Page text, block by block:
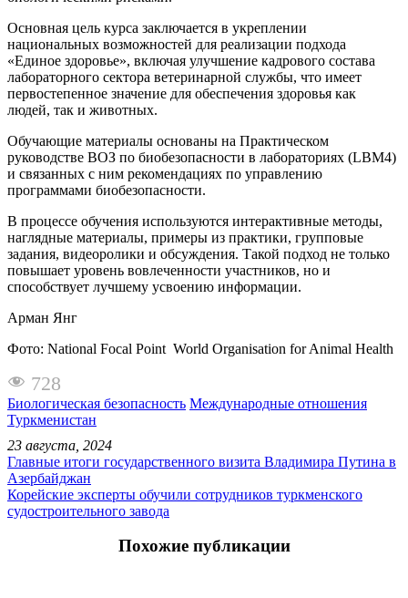
Основная цель курса заключается в укреплении
национальных возможностей для реализации подхода
«Единое здоровье», включая улучшение кадрового состава
лабораторного сектора ветеринарной службы, что имеет
первостепенное значение для обеспечения здоровья как
людей, так и животных.
Обучающие материалы основаны на Практическом
руководстве ВОЗ по биобезопасности в лабораториях (LBM4)
и связанных с ним рекомендациях по управлению
программами биобезопасности.
В процессе обучения используются интерактивные методы,
наглядные материалы, примеры из практики, групповые
задания, видеоролики и обсуждения. Такой подход не только
повышает уровень вовлеченности участников, но и
способствует лучшему усвоению информации.
Арман Янг
Фото: National Focal Point World Organisation for Animal Health
728
Биологическая безопасность Международные отношения
Туркменистан
23 августа, 2024
Главные итоги государственного визита Владимира Путина в
Азербайджан
Корейские эксперты обучили сотрудников туркменского
судостроительного завода
Похожие публикации